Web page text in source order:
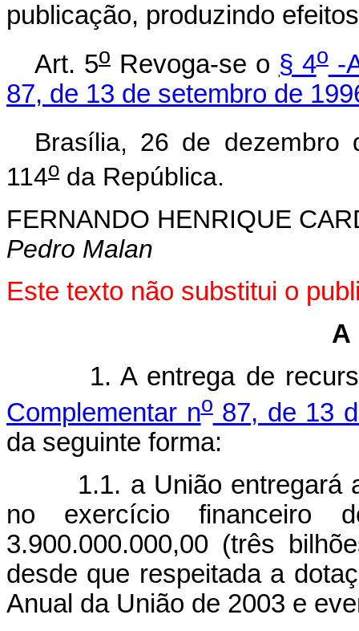
publicação, produzindo
Art. 5oRevoga-se o § 4o-
87, de 13 de setembro de
Brasília, 26 de dezembro
114o da República.
FERNANDO HENRIQUE
Pedro Malan
Este texto não substitui o
A
1. A entrega de
Complementar no87, de 13
da seguinte forma:
1.1. a União entregará
no exercício
3.900.000.000,00 (três
desde que respeitada a
Anual da União de 2003 e